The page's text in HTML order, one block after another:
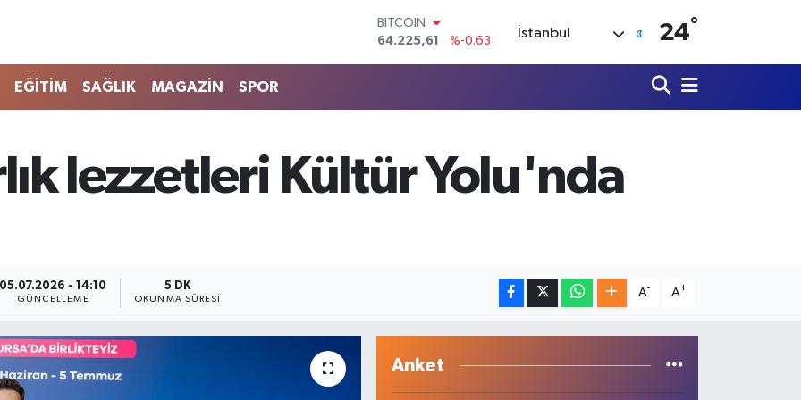
DOLAR
47,6704
%0
EURO
6510.40
%0.45
BİST100
13.799
%70
İstanbul 24°
EĞİTİM SAĞLIK MAGAZİN SPOR
lezzetleri Kültür Yolu'nda
05.07.2026 - 14:10
GÜNCELLEME
5 DK
OKUNMA SÜRESI
A- A+
Anket